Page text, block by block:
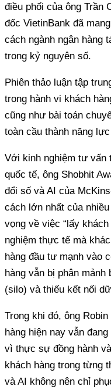
điều phối của ông Trần
đốc VietinBank đã
cách ngành ngân hàng
trong kỷ nguyên số.
Phiên thảo luận tập
trong hành vi khách
cũng như bài toán
toàn cầu thành năng
Với kinh nghiệm tư vấn
quốc tế, ông Shobhit
đổi số và AI của
cách lớn nhất của
vọng về việc “lấy
nghiệm thực tế mà
hàng đầu tư mạnh vào
hàng vẫn bị phân
(silo) và thiếu kết nối
Trong khi đó, ông
hàng hiện nay vẫn
vì thực sự đồng hành
khách hàng trong từng
và AI không nên chỉ